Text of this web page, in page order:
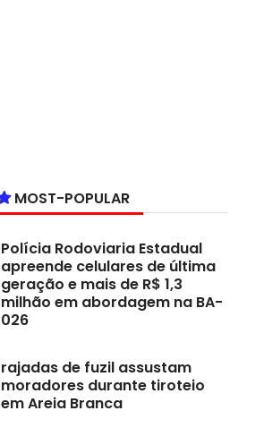
MOST-POPULAR
Polícia Rodoviaria Estadual
apreende celulares de última
geração e mais de R$ 1,3
milhão em abordagem na BA-
026
rajadas de fuzil assustam
moradores durante tiroteio
em Areia Branca